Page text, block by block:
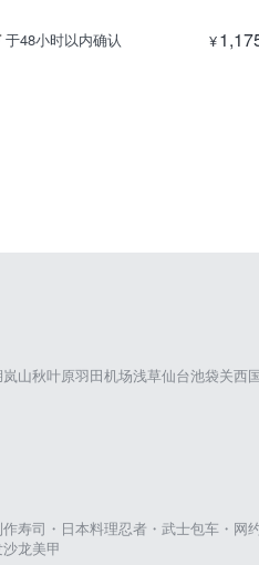
于48小时以内确认 ¥
岚山秋叶原羽田机场浅草仙台池袋关西
寿司・日本料理忍者・武士包车・网
龙美甲